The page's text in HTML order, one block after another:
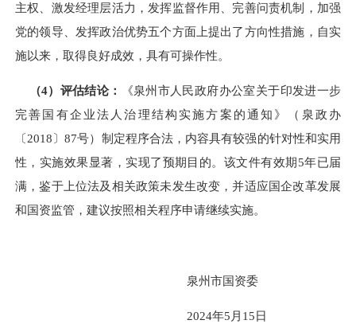
主权、激发经理层活力，发挥监督作用、完善问责机制，加强
党的领导、发挥政治优势五个方面上提出了方向性措施，自实
施以来，取得良好成效，具有可操作性。
（4）评估结论： 《泉州市人民政府办公室关于印发进一步
完善国有企业法人治理结构实施方案的通知》（泉政办
〔2018 〕87号）制定程序合法，内容具有较强的针对性和实用
性，实施效果显著，实现了预期目的。该文件有效期 5年已届
满，鉴于上位法及相关政策未发生改变，并适应国企改革发展
和国资监管，建议按照相关程序申请继续实施。
泉州市国资委
2024年5月15日